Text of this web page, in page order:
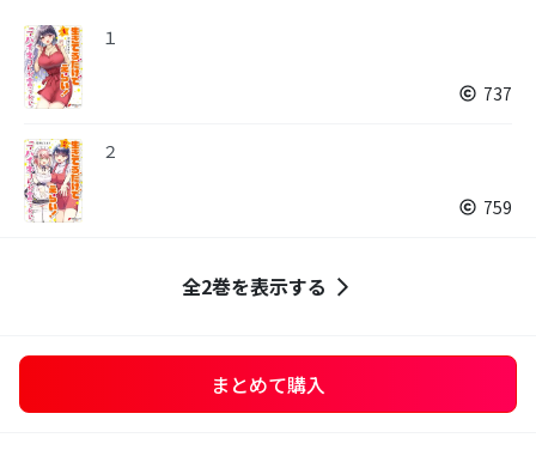
１
737
２
759
全2巻を表示する
まとめて購入